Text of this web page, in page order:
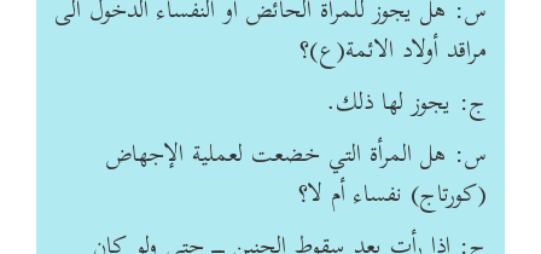
س: هل يجوز للمرأة الحائض أو النفساء الدخول الى
مراقد أولاد الائمة(ع)؟
ج: يجوز لها ذلك.
س: هل المرأة التي خضعت لعملية الإجهاض
(كورتاج) نفساء أم لا؟